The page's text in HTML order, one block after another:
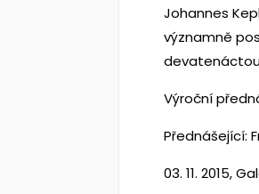
Johannes
významně
Výroční
Přednášející:
03. 11. 2015,